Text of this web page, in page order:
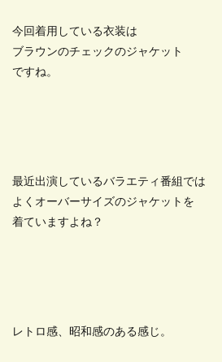
今回着用している衣装は
ブラウンのチェックのジャケット
ですね。
最近出演しているバラエティ番組では
よくオーバーサイズのジャケットを
着ていますよね？
レトロ感、昭和感のある感じ。